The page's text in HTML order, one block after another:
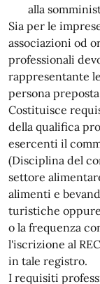
alla
Sia per le
associazioni od
professionali
rappresentante
persona
Costituisce
della qualifica
esercenti il
(Disciplina del
settore
alimenti e
turistiche
o la frequenza
l'iscrizione al
in tale registro.
I requisiti